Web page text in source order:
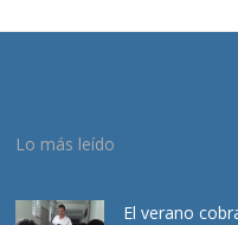
Lo más leído
El verano